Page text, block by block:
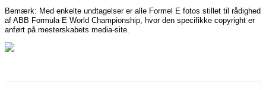
Bemærk: Med enkelte undtagelser er alle Formel E fotos stillet til rådighed
af ABB Formula E World Championship, hvor den specifikke copyright er
anført på mesterskabets media-site.